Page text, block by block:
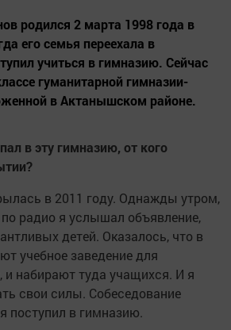
родился 2 марта 1998 года в
его семья переехала в
учиться в гимназию. Сейчас
гуманитарной гимназии-
в Актанышском районе.
в эту гимназию, от кого
в 2011 году. Однажды утром,
радио я услышал объявление,
детей. Оказалось, что в
учебное заведение для
и набирают туда учащихся. И я
свои силы. Собеседование
поступил в гимназию.